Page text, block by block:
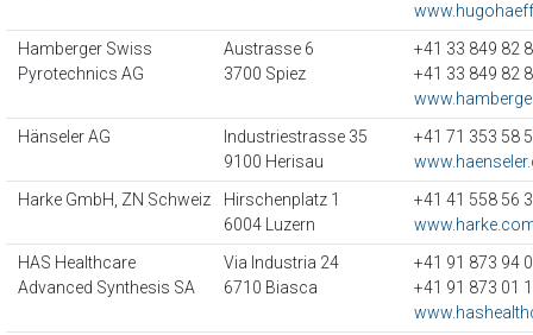
Hamberger Swiss
Pyrotechnics AG
Austrasse 6
3700 Spiez
+41 33 849 82
+41 33 849 82
Hänseler AG
Industriestrasse 35
9100 Herisau
+41 71 353 58
Harke GmbH, ZN Schweiz
Hirschenplatz 1
6004 Luzern
+41 41 558 56
HAS Healthcare
Advanced Synthesis SA
Via Industria 24
6710 Biasca
+41 91 873 94
+41 91 873 01